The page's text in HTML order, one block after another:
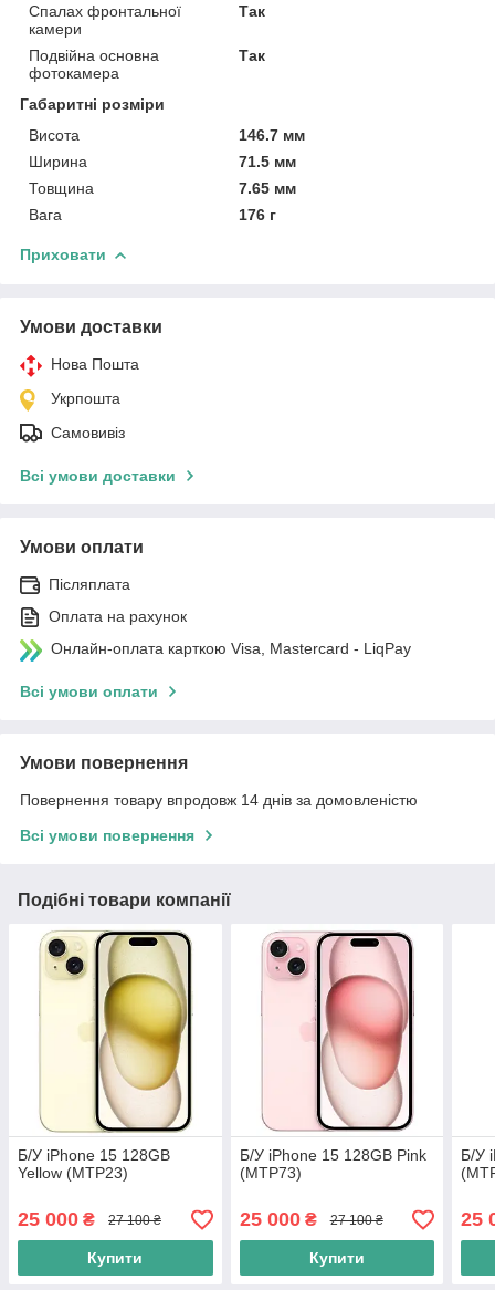
Спалах фронтальної
камери
Так
Подвійна основна
фотокамера
Так
Габаритні розміри
Висота
146.7 мм
Ширина
71.5 мм
Товщина
7.65 мм
Вага
176 г
Приховати
Умови доставки
Нова Пошта
Укрпошта
Самовивіз
Всі умови доставки
Умови оплати
Післяплата
Оплата на рахунок
Онлайн-оплата карткою Visa, Mastercard - LiqPay
Всі умови оплати
Умови повернення
Повернення товару впродовж 14 днів за домовленістю
Всі умови повернення
Подібні товари компанії
Б/У iPhone 15 128GB
Yellow (MTP23)
25 000 ₴ 27 100 ₴
Купити
Б/У iPhone 15 128GB Pink
(MTP73)
25 000₴ 27 100 ₴
Купити
Б/У
25